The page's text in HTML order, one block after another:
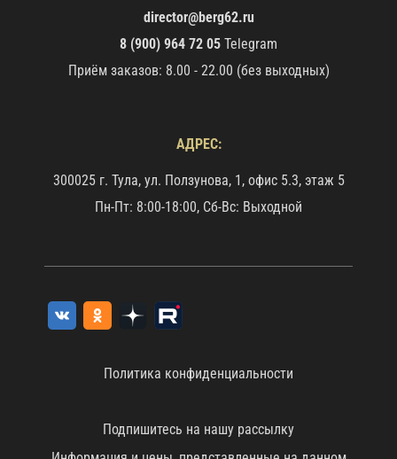
director@berg62.ru
8 (900) 964 72 05 Telegram
Приём заказов: 8.00 - 22.00 (без выходных)
АДРЕС:
300025 г. Тула, ул. Ползунова, 1, офис 5.3, этаж 5
Пн-Пт: 8:00-18:00, Сб-Вс: Выходной
Политика конфиденциальности
Подпишитесь на нашу рассылку